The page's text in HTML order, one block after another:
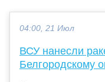
04:00, 21 Июл
ВСУ нанесли
Белгородскому